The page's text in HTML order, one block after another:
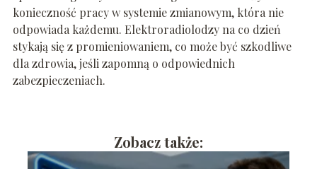
konieczność pracy w systemie zmianowym, która nie
odpowiada każdemu. Elektroradiolodzy na co dzień
stykają się z promieniowaniem, co może być szkodliwe
dla zdrowia, jeśli zapomną o odpowiednich
zabezpieczeniach.
Zobacz także: